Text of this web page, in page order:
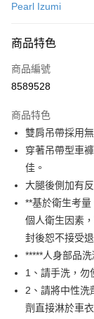
LINE Pay
Apple Pay
相關說明
【關於「AFTEE先
便利好安心！
１．簡單：不需註
２．便利：只要手
３．安心：先確認
【「AFTEE先享後
結帳頁面，進行簡
２．訂單成立數日內
３．收到繳費通知
ATM／網路銀行／
※ 請注意：結帳手
購買商品的店家。
ATM付款
運送方式
全家取貨付款
每筆NT$60
付款後－全家取貨
每筆NT$60
7-11取貨付款
每筆NT$60
Pearl Izumi
商品特色
商品編號
8589528
商品特色
雙肩吊帶採用
穿著吊帶型車
佳。
大腿後側加有
**基於衛生考
個人衛生因素
封後恕不接受退
*****人身部品
1、請手洗，勿
2、請將中性洗
劑直接淋於車衣